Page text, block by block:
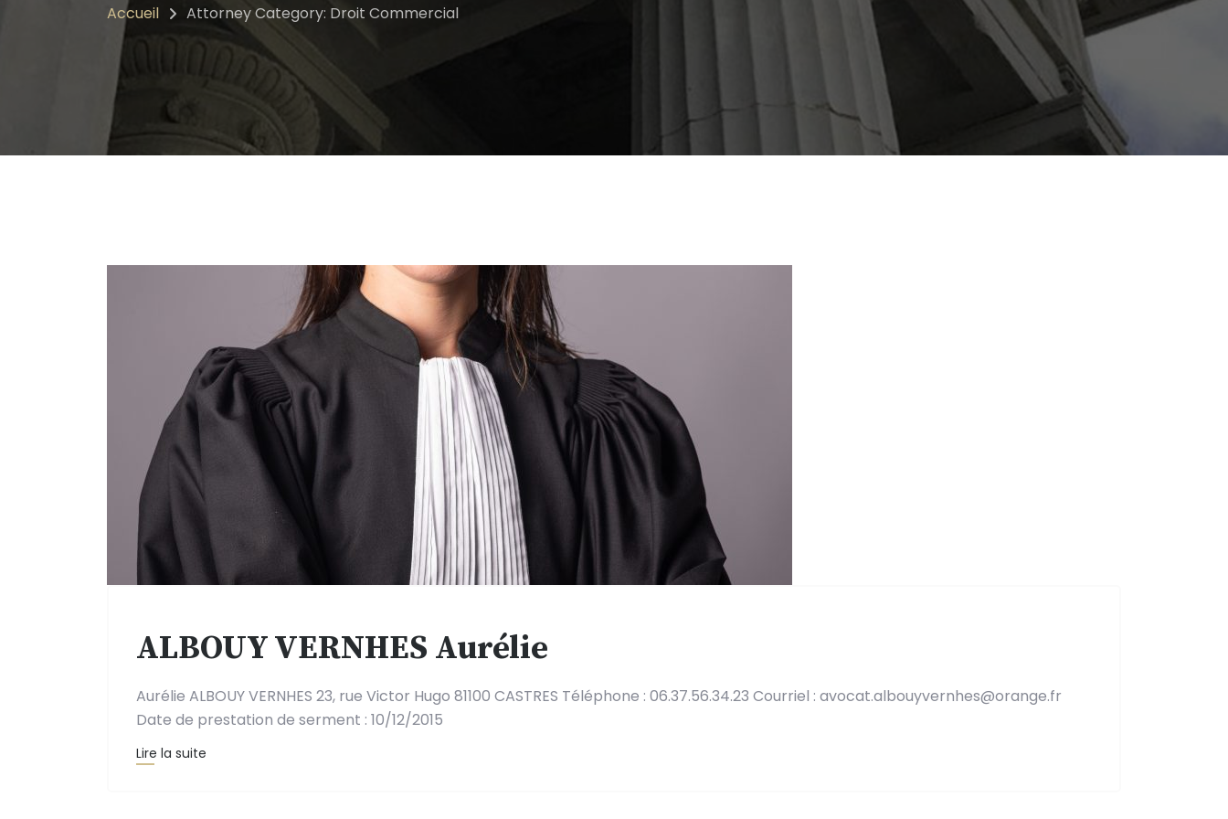
Accueil Attorney Category: Droit Commercial
ALBOUY VERNHES Aurélie
Aurélie ALBOUY VERNHES 23, rue Victor Hugo 81100 CASTRES Téléphone : 06.37.56.34.23 Courriel : avocat.albouyvernhes@orange.fr
Date de prestation de serment : 10/12/2015
Lire la suite